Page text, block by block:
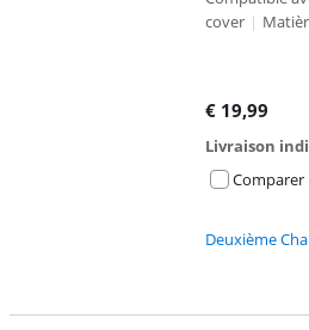
cover |
€ 19,99
Livraison
Comparer
Deuxième